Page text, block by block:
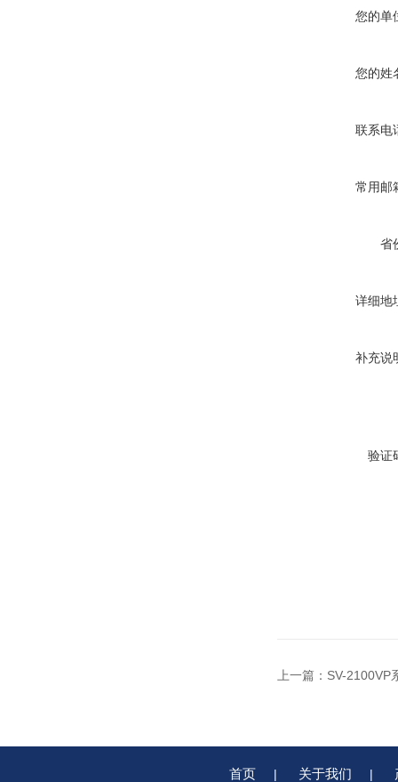
您的单
您的姓
联系电
常用邮
省
详细地
补充说
验证
上一篇： SV-2100VP
首页 | 关于我们 |